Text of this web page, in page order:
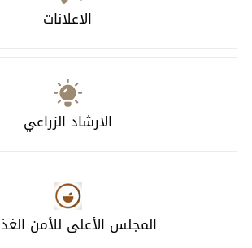
الاعلانات
الارشاد الزراعي
المجلس الأعلى للأمن